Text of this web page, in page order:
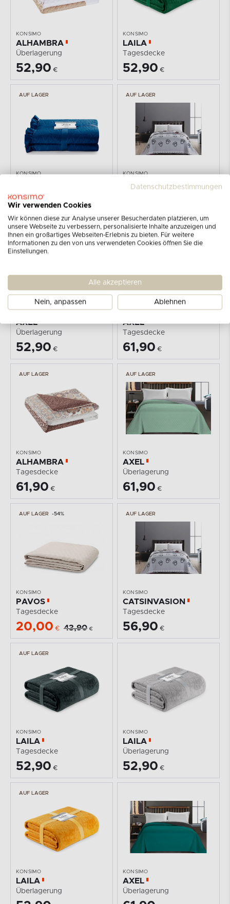
KONSIMO
ALHAMBRA
Überlagerung
52,90 €
KONSIMO
LAILA
Tagesdecke
52,90 €
AUF LAGER
KONSIMO
Tagesdecke
61,90 €
AUF LAGER
KONSIMO
CATSINVASION
AUF LAGER
AXEL
Überlagerung
52,90 €
AUF LAGER
AXEL
Tagesdecke
61,90 €
AUF LAGER
KONSIMO
ALHAMBRA
Tagesdecke
61,90 €
AUF LAGER
KONSIMO
AXEL
Überlagerung
61,90 €
AUF LAGER -54%
KONSIMO
PAVOS
Tagesdecke
20,00 € 43,90 €
AUF LAGER
KONSIMO
CATSINVASION
Tagesdecke
56,90 €
AUF LAGER
KONSIMO
LAILA
Tagesdecke
52,90 €
KONSIMO
LAILA
Überlagerung
52,90 €
AUF LAGER
KONSIMO
LAILA
Überlagerung
KONSIMO
AXEL
Überlagerung
Datenschutzbestimmungen
Wir verwenden Cookies
Wir können diese zur Analyse unserer Besucherdaten platzieren, um
unsere Webseite zu verbessern, personalisierte Inhalte anzuzeigen und
Ihnen ein großartiges Webseiten-Erlebnis zu bieten. Für weitere
Informationen zu den von uns verwendeten Cookies öffnen Sie die
Einstellungen.
Alle akzeptieren
Nein, anpassen Ablehnen